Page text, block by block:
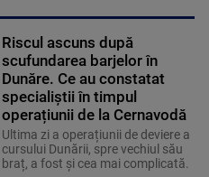
Riscul ascuns după
scufundarea barjelor în
Dunăre. Ce au constatat
specialiștii în timpul
operațiunii de la Cernavodă
Ultima zi a operațiunii de deviere a
cursului Dunării, spre vechiul său
braț, a fost și cea mai complicată.